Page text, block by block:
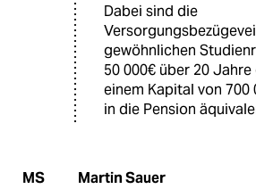
Dabei sind die
gewöhnlichen
50 000€ über 20
einem Kapital von
in die Pension
MS Martin Sauer